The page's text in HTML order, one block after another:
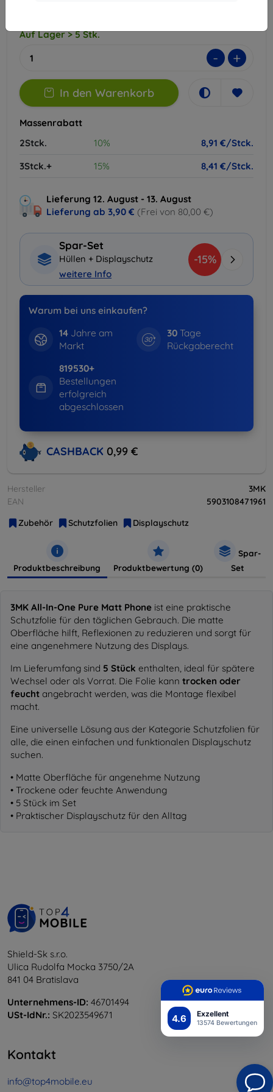
4.6 Exzellent
13574 Bewertungen
Auf Lager > 5 Stk.
- +
In den Warenkorb
Massenrabatt
2Stck.
10%
8,91 €/Stck.
3Stck.+
15% 8,41 €/Stck.
Lieferung 12. August - 13. August
Lieferung ab 3,90 € (Frei von 80,00 €)
Spar-Set
Hüllen + Displayschutz
weitere Info
-15%
Warum bei uns einkaufen?
14Jahre am
Markt
30 Tage
Rückgaberecht
819530+
Bestellungen
erfolgreich
abgeschlossen
CASHBACK 0,99 €
Hersteller
3MK
EAN
5903108471961
Zubehör
Schutzfolien Displayschutz
Produktbeschreibung Produktbewertung (0)
Spar-
Set
3MK All-In-One Pure Matt Phone ist eine praktische
Schutzfolie für den täglichen Gebrauch. Die matte
Oberfläche hilft, Reflexionen zu reduzieren und sorgt für
eine angenehmere Nutzung des Displays.
Im Lieferumfang sind 5 Stück enthalten, ideal für spätere
Wechsel oder als Vorrat. Die Folie kann trocken oder
feucht angebracht werden, was die Montage flexibel
macht.
Eine universelle Lösung aus der Kategorie Schutzfolien für
alle, die einen einfachen und funktionalen Displayschutz
suchen.
• Matte Oberfläche für angenehme Nutzung
• Trockene oder feuchte Anwendung
• 5 Stück im Set
• Praktischer Displayschutz für den Alltag
Shield-Sk s.r.o.
Ulica Rudolfa Mocka 3750/2A
841 04 Bratislava
Unternehmens-ID: 46701494
USt-IdNr.: SK2023549671
Kontakt
info@top4mobile.eu